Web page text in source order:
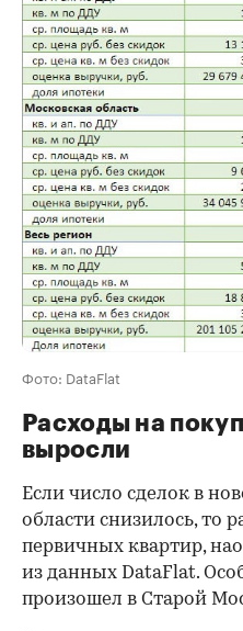
Фото: DataFlat
Расходы на
выросли
Если число сделок в
области снизилось, то
первичных квартир,
из данных DataFlat.
произошел в Старой